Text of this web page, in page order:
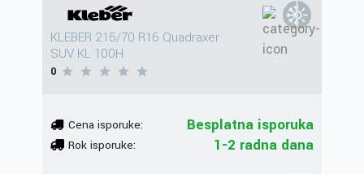
KLEBER 215/70 R16 Quadraxer
SUV KL 100H
0
Cena isporuke: Besplatna isporuka
Rok isporuke: 1-2 radna dana